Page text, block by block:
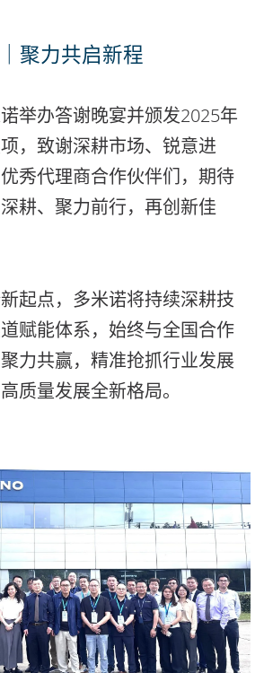
聚力共启新程
举办答谢晚宴并颁发2025年
，致谢深耕市场、锐意进
秀代理商合作伙伴们，期待
耕、聚力前行，再创新佳
起点，多米诺将持续深耕技
赋能体系，始终与全国合作
力共赢，精准抢抓行业发展
质量发展全新格局。